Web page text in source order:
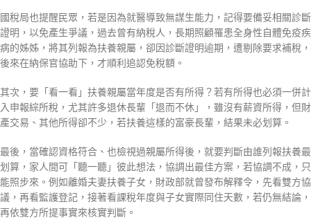
國稅局也提醒民眾，若是因為就醫導致無謀生能力，記得要備妥相關診斷
證明，以免產生爭議，過去曾有納稅人，長期照顧罹患全身性自體免疫疾
病的姊姊，將其列報為扶養親屬，卻因診斷證明逾期，遭剔除要求補稅，
後來在納保官協助下，才順利追認免稅額。
其次，要「看一看」扶養親屬當年度是否有所得？若有所得也必須一併計
入申報綜所稅，尤其許多退休長輩「退而不休」，雖沒有薪資所得，但財
產交易、其他所得卻不少，若扶養這樣的富豪長輩，結果未必划算。
最後，當確認資格符合、也檢視過親屬所得後，就要判斷由誰列報扶養最
划算，家人間可「聽一聽」彼此想法，協調出最佳方案，若協調不成，只
能照步來。例如離婚夫妻扶養子女，財政部就曾發布解釋令，先看雙方協
議，再看監護登記，接著看課稅年度與子女實際同住天數，若仍無結論，
再依雙方所提事實來核實判斷。